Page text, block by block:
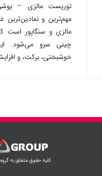
مهم‌ترین و
مالزی و سنگاپور
چینی سرو می‌شود.
خوشبختی، برکت، و
کلیه حقوق متعلق به